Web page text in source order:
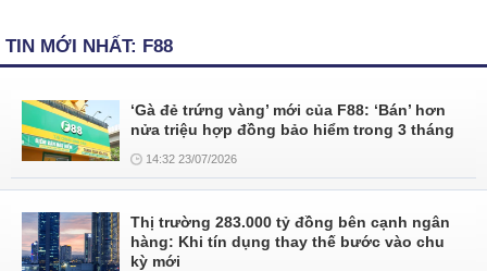
TIN MỚI NHẤT: F88
‘Gà đẻ trứng vàng’ mới của F88: ‘Bán’ hơn
nửa triệu hợp đồng bảo hiểm trong 3 tháng
14:32 23/07/2026
Thị trường 283.000 tỷ đồng bên cạnh ngân
hàng: Khi tín dụng thay thế bước vào chu
kỳ mới